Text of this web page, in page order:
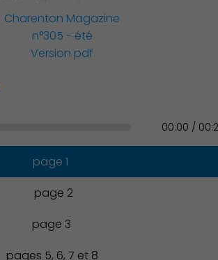
Action Sociale Solidarité
vie
Culture
Charenton Magazine
n°305 - été
Version pdf
00:00 /
page 1
page 2
page 3
pages 5, 6, 7 et 8